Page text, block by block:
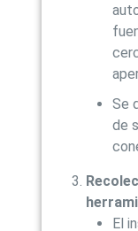
Se
de
El